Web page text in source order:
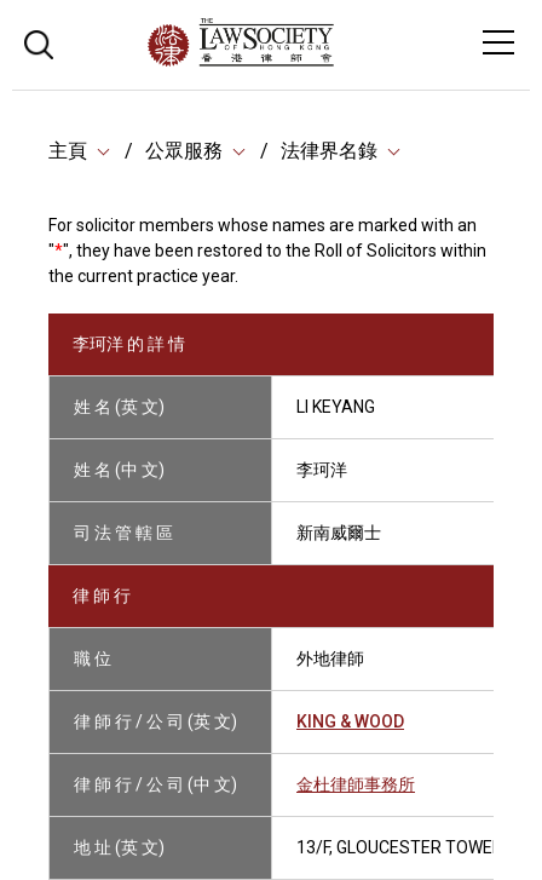
主頁 公眾服務 法律界名錄
For solicitor members whose names are marked with an
"*", they have been restored to the Roll of Solicitors within
the current practice year.
李珂洋 的 詳 情
姓 名 (英 文) LI KEYANG
姓 名 (中 文) 李珂洋
司 法 管 轄 區 新南威爾士
律 師 行
職 位 外地律師
律 師 行 / 公 司 (英 文) KING & WOOD
律 師 行 / 公 司 (中 文) 金杜律師事務所
地 址 (英 文) 13/F, GLOUCESTER TOWER,